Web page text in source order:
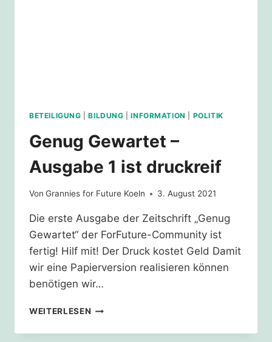
BETEILIGUNG |BILDUNG |INFORMATION POLITIK
Genug Gewartet –
Ausgabe 1 ist druckreif
Von Grannies for Future Koeln 3. August 2021
Die erste Ausgabe der Zeitschrift „Genug
Gewartet“ der ForFuture-Community ist
fertig! Hilf mit! Der Druck kostet Geld Damit
wir eine Papierversion realisieren können
benötigen wir…
WEITERLESEN GENUG
–